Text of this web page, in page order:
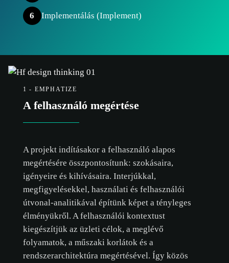
6 Implementálás (Implement)
1 - EMPHATIZE
A felhasználó megértése
A projekt indításakor a felhasználó alapos
megértésére összpontosítunk: szokásaira,
igényeire és kihívásaira. Interjúkkal,
megfigyelésekkel, használati és felhasználói
útvonal-analitikával építünk képet a tényleges
élményükről. A felhasználói kontextust
kiegészítjük az üzleti célok, a meglévő
folyamatok, a műszaki korlátok és a
rendszerarchitektúra megértésével. Így közös